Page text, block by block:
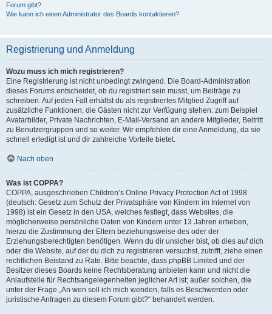
Forum gibt?
Wie kann ich einen Administrator des Boards kontaktieren?
Registrierung und Anmeldung
Wozu muss ich mich registrieren?
Eine Registrierung ist nicht unbedingt zwingend. Die Board-Administration
dieses Forums entscheidet, ob du registriert sein musst, um Beiträge zu
schreiben. Auf jeden Fall erhältst du als registriertes Mitglied Zugriff auf
zusätzliche Funktionen, die Gästen nicht zur Verfügung stehen: zum Beispiel
Avatarbilder, Private Nachrichten, E-Mail-Versand an andere Mitglieder, Beitritt
zu Benutzergruppen und so weiter. Wir empfehlen dir eine Anmeldung, da sie
schnell erledigt ist und dir zahlreiche Vorteile bietet.
Nach oben
Was ist COPPA?
COPPA, ausgeschrieben Children’s Online Privacy Protection Act of 1998
(deutsch: Gesetz zum Schutz der Privatsphäre von Kindern im Internet von
1998) ist ein Gesetz in den USA, welches festlegt, dass Websites, die
möglicherweise persönliche Daten von Kindern unter 13 Jahren erheben,
hierzu die Zustimmung der Eltern beziehungsweise des oder der
Erziehungsberechtigten benötigen. Wenn du dir unsicher bist, ob dies auf dich
oder die Website, auf der du dich zu registrieren versuchst, zutrifft, ziehe einen
rechtlichen Beistand zu Rate. Bitte beachte, dass phpBB Limited und der
Besitzer dieses Boards keine Rechtsberatung anbieten kann und nicht die
Anlaufstelle für Rechtsangelegenheiten jeglicher Art ist; außer solchen, die
unter der Frage „An wen soll ich mich wenden, falls es Beschwerden oder
juristische Anfragen zu diesem Forum gibt?“ behandelt werden.